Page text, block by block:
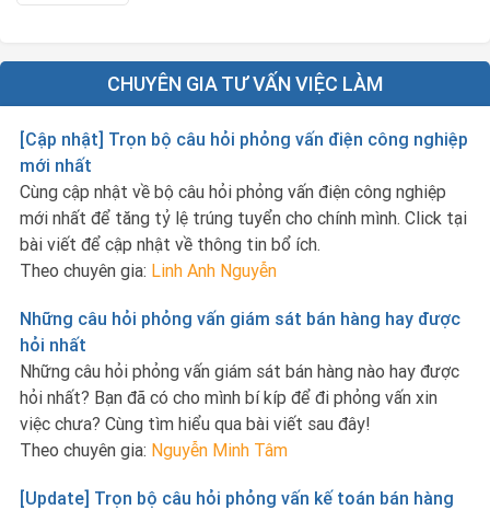
CHUYÊN GIA TƯ VẤN VIỆC LÀM
[Cập nhật] Trọn bộ câu hỏi phỏng vấn điện công nghiệp
mới nhất
Cùng cập nhật về bộ câu hỏi phỏng vấn điện công nghiệp
mới nhất để tăng tỷ lệ trúng tuyển cho chính mình. Click tại
bài viết để cập nhật về thông tin bổ ích.
Theo chuyên gia: Linh Anh Nguyễn
Những câu hỏi phỏng vấn giám sát bán hàng hay được
hỏi nhất
Những câu hỏi phỏng vấn giám sát bán hàng nào hay được
hỏi nhất? Bạn đã có cho mình bí kíp để đi phỏng vấn xin
việc chưa? Cùng tìm hiểu qua bài viết sau đây!
Theo chuyên gia: Nguyễn Minh Tâm
[Update] Trọn bộ câu hỏi phỏng vấn kế toán bán hàng